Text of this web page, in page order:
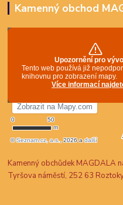
Kamenný obchod
Kamenný obchůdek MAGDALA
Tyršova náměstí, 252 63